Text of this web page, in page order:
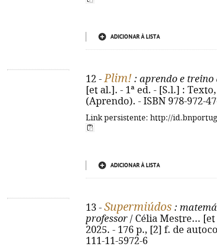
ADICIONAR À LISTA
12 -Plim! : aprendo e treino
[et al.]. - 1ª ed. - [S.l.] :
(Aprendo). - ISBN 978-972-
Link persistente: http://
ADICIONAR À LISTA
13 - Supermiúdos :
professor/ Célia Mestre... [et
2025. - 176 p., [2] f. de
111-11-5972-6